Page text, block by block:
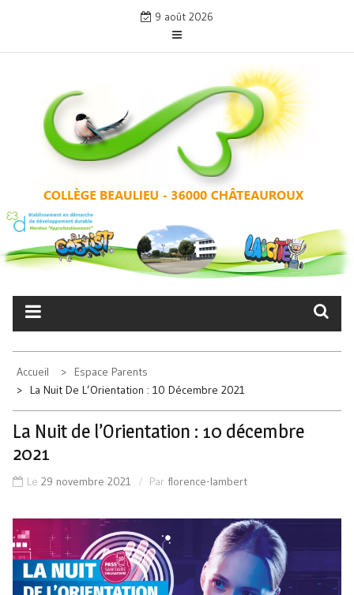
content
9 août 2026
COLLÈGE BEAULIEU –
CHÂTEAUROUX
Accueil
Espace Parents
La Nuit De L’Orientation : 10 Décembre 2021
La Nuit de l’Orientation : 10 décembre
2021
Le 29 novembre 2021 Par florence-lambert